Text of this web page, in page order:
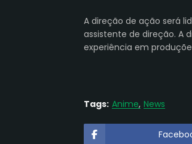
A direção de ação será
assistente de direção. A
experiência em
Tags: Anime News